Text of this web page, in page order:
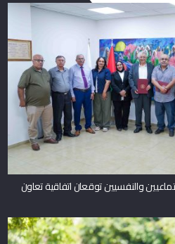
والنفسيين توقعان اتفاقية تعاون